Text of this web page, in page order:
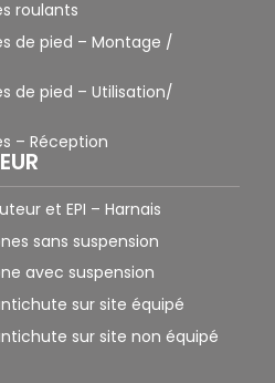
roulants
de pied – Montage /
de pied – Utilisation/
– Réception
et EPI – Harnais
sans suspension
avec suspension
sur site équipé
sur site non équipé